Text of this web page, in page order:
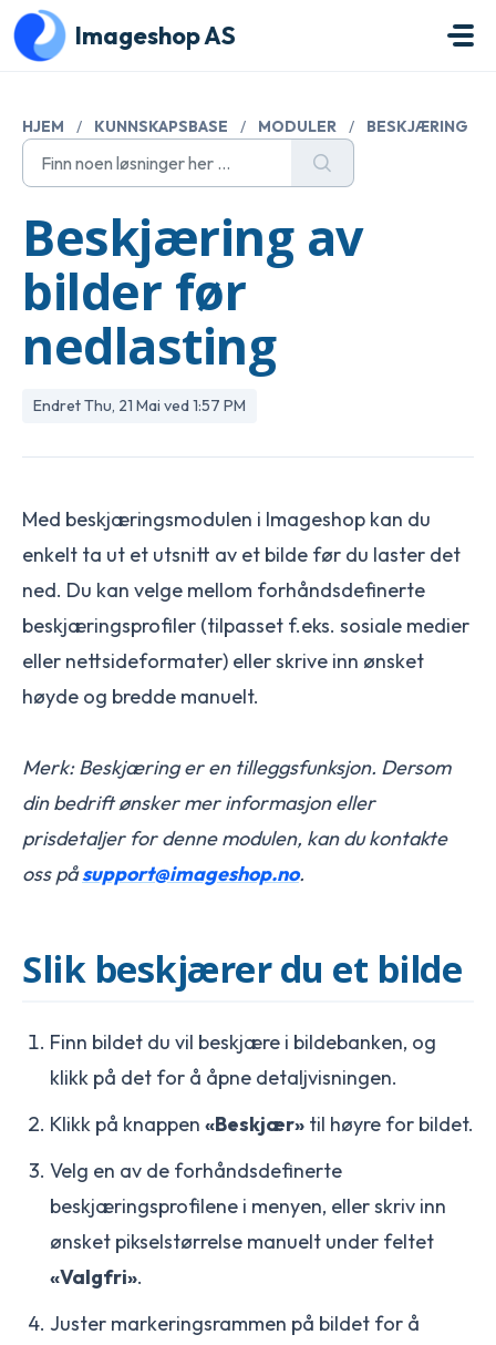
Gå til hovedinnhold
Imageshop AS
HJEM / KUNNSKAPSBASE / MODULER / BESKJÆRING
Beskjæring av
bilder før
nedlasting
Endret Thu, 21 Mai ved 1:57 PM
Med beskjæringsmodulen i Imageshop kan du
enkelt ta ut et utsnitt av et bilde før du laster det
ned. Du kan velge mellom forhåndsdefinerte
beskjæringsprofiler (tilpasset f.eks. sosiale medier
eller nettsideformater) eller skrive inn ønsket
høyde og bredde manuelt.
Merk: Beskjæring er en tilleggsfunksjon. Dersom
din bedrift ønsker mer informasjon eller
prisdetaljer for denne modulen, kan du kontakte
oss påsupport@imageshop.no.
Slik beskjærer du et bilde
Finn bildet du vil beskjære i bildebanken, og
klikk på det for å åpne detaljvisningen.
Klikk på knappen «Beskjær» til høyre for bildet.
Velg en av de forhåndsdefinerte
beskjæringsprofilene i menyen, eller skriv inn
ønsket pikselstørrelse manuelt under feltet
«Valgfri».
Juster markeringsrammen på bildet for å